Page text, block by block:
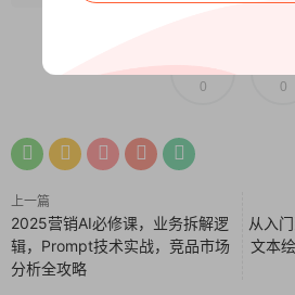
0 0
上一篇
2025营销AI必修课，业务拆解逻
辑，Prompt技术实战，竞品市场
分析全攻略
从入
文本